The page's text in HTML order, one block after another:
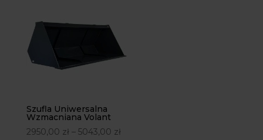
Szufla Uniwersalna
Wzmacniana Volant
2950,00 zł – 5043,00 zł